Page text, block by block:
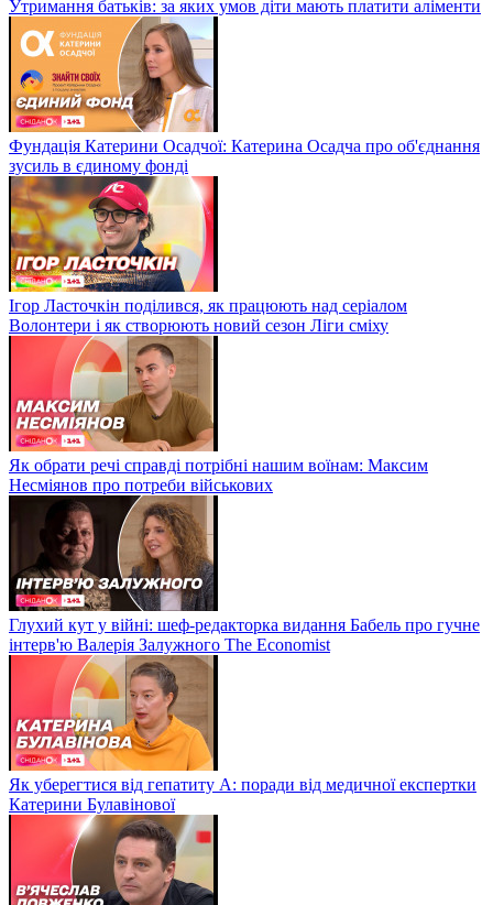
Утримання батьків: за яких умов діти мають платити аліменти
Фундація Катерини Осадчої: Катерина Осадча про об'єднання
зусиль в єдиному фонді
Ігор Ласточкін поділився, як працюють над серіалом
Волонтери і як створюють новий сезон Ліги сміху
Як обрати речі справді потрібні нашим воїнам: Максим
Несміянов про потреби військових
Глухий кут у війні: шеф-редакторка видання Бабель про гучне
інтерв'ю Валерія Залужного The Economist
Як уберегтися від гепатиту А: поради від медичної експертки
Катерини Булавінової